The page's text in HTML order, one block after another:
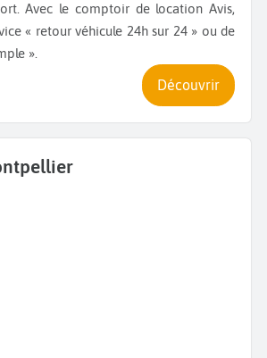
Avec le comptoir de location Avis,
« retour véhicule 24h sur 24 » ou de
».
Découvrir